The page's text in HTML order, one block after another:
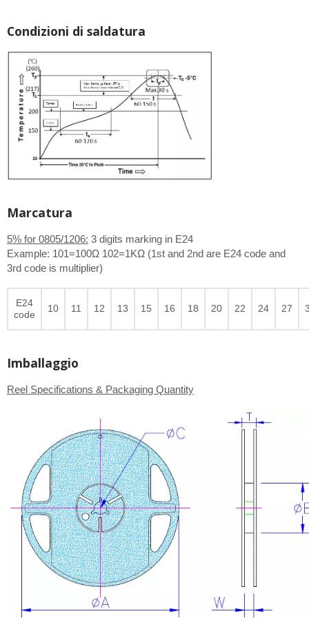
Condizioni di saldatura
Marcatura
5% for 0805/1206: 3 digits marking in E24
Example: 101=100Ω 102=1KΩ (1st and 2nd are E24 code and
3rd code is multiplier)
E24
code
10 11 12 13 15 16 18 20 22 24 27
Imballaggio
Reel Specifications & Packaging Quantity